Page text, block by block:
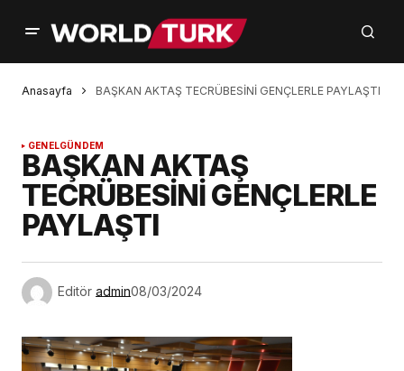
Anasayfa BAŞKAN AKTAŞ TECRÜBESİNİ GENÇLERLE PAYLAŞTI
GENELGÜNDEM
BAŞKAN AKTAŞ
TECRÜBESİNİ GENÇLERLE
PAYLAŞTI
Editör admin08/03/2024